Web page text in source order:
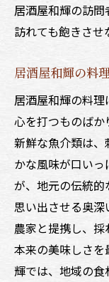
居酒屋和輝の訪
訪れても飽きさせ
居酒屋和輝の料
居酒屋和輝の料
心を打つものば
新鮮な魚介類は
かな風味が口い
が、地元の伝統
思い出させる奥
農家と提携し、
本来の美味しさ
輝では、地域の